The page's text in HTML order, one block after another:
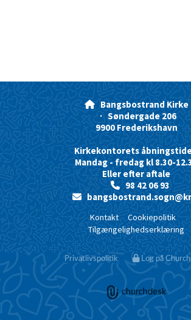
Bangsbostrand Kirke
· Søndergade 206
9900 Frederikshavn
Kirkekontorets
Mandag - fredag kl 8.30-
Eller efter aftale
98 42 06 93

Kontakt
Cookiepolitik
Tilgængelighedserklæring
Privatlivspolitik Log på